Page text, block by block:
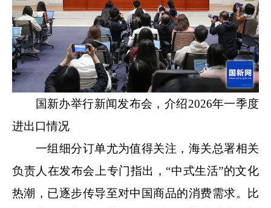
国新办举行新闻发布会，介绍2026年一季度
进出口情况
一组细分订单尤为值得关注，海关总署相关
负责人在发布会上专门指出，“中式生活”的文化
热潮，已逐步传导至对中国商品的消费需求。比